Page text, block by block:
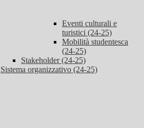
Eventi culturali e
turistici (24-25)
Mobilità studentesca
(24-25)
Stakeholder (24-25)
Sistema organizzativo (24-25)